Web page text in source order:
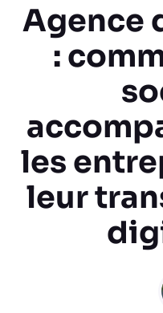
Agence
:
les
leur